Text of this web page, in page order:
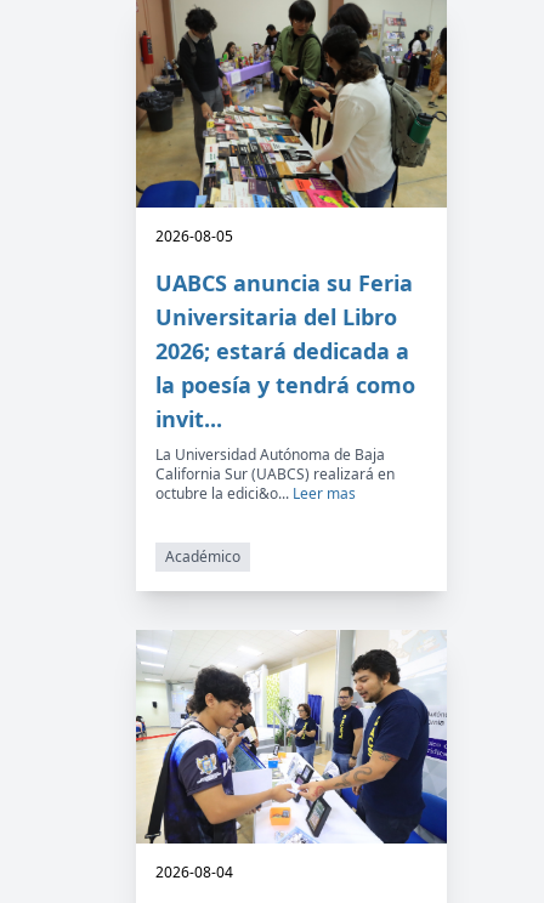
2026-08-05
UABCS anuncia su Feria
Universitaria del Libro
2026; estará dedicada a
la poesía y tendrá como
invit...
La Universidad Autónoma de Baja
California Sur (UABCS) realizará en
octubre la edici&o... Leer mas
Académico
2026-08-04